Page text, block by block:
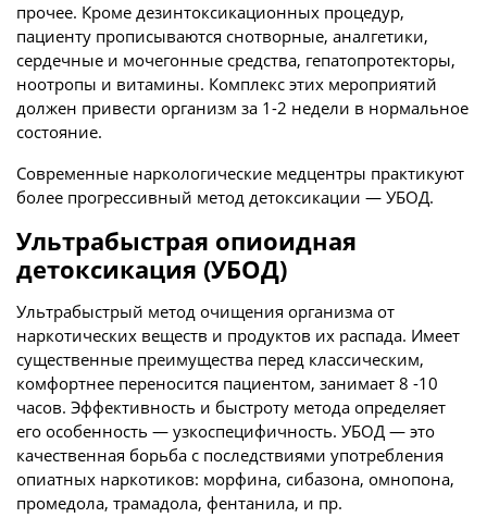
прочее. Кроме дезинтоксикационных процедур,
пациенту прописываются снотворные, аналгетики,
сердечные и мочегонные средства, гепатопротекторы,
ноотропы и витамины. Комплекс этих мероприятий
должен привести организм за 1-2 недели в нормальное
состояние.
Современные наркологические медцентры практикуют
более прогрессивный метод детоксикации — УБОД.
Ультрабыстрая опиоидная
детоксикация (УБОД)
Ультрабыстрый метод очищения организма от
наркотических веществ и продуктов их распада. Имеет
существенные преимущества перед классическим,
комфортнее переносится пациентом, занимает 8 -10
часов. Эффективность и быстроту метода определяет
его особенность — узкоспецифичность. УБОД — это
качественная борьба с последствиями употребления
опиатных наркотиков: морфина, сибазона, омнопона,
промедола, трамадола, фентанила, и пр.